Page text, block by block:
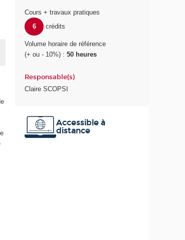
Cours + travaux pratiques
6
crédits
Volume horaire de référence
(+ ou - 10%) :50 heures
Responsable(s)
Claire SCOPSI
Accessible à
distance